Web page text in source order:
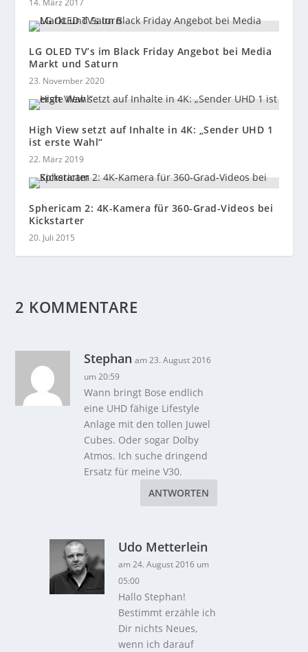
14. März 2017
LG OLED TV’s im Black Friday Angebot bei Media
Markt und Saturn
23. November 2020
High View setzt auf Inhalte in 4K: „Sender UHD 1
ist erste Wahl“
22. März 2019
Sphericam 2: 4K-Kamera für 360-Grad-Videos bei
Kickstarter
20. Juli 2015
2 KOMMENTARE
Stephan am 23. August 2016
um 20:59
Wann bringt Bose endlich
eine UHD fähige Lifestyle
Anlage mit den tollen Juwel
Cubes. Oder sogar Dolby
Atmos. Ich suche dringend
Ersatz für meine V30.
ANTWORTEN
Udo Metterlein
am 24. August 2016 um
05:00
Hallo Stephan!
Bestimmt erzähle ich
Dir nichts Neues,
wenn ich darauf